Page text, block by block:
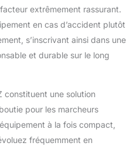
extrêmement rassurant.
en cas d’accident plutôt
s’inscrivant ainsi dans une
et durable sur le long
constituent une solution
pour les marcheurs
à la fois compact,
fréquemment en